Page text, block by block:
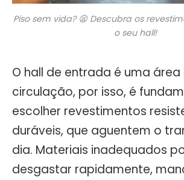
Piso sem vida? 😫 Descubra os
o seu hall!
O hall de entrada é uma
circulação, por isso, é
escolher revestimentos
duráveis, que aguentem o
dia. Materiais inadequados
desgastar rapidamente,